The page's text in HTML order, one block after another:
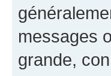
messages
grande,